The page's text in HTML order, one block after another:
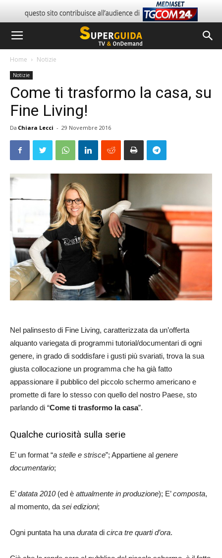
Home Notizie
Notizie
Come ti trasformo la casa, su
Fine Living!
Da Chiara Lecci - 29 Novembre 2016
Nel palinsesto di Fine Living, caratterizzata da un’offerta
alquanto variegata di programmi tutorial/documentari di ogni
genere, in grado di soddisfare i gusti più svariati, trova la sua
giusta collocazione un programma che ha già fatto
appassionare il pubblico del piccolo schermo americano e
promette di fare lo stesso con quello del nostro Paese, sto
parlando di “Come ti trasformo la casa”.
Qualche curiosità sulla serie
E’ un format “a stelle e strisce”; Appartiene al genere
documentario;
E’datata 2010 (ed è attualmente in produzione); E’composta,
al momento, da sei edizioni;
Ogni puntata ha una durata di circa tre quarti d’ora.